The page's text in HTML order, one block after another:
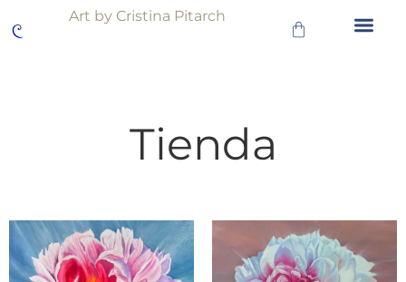
Art by Cristina Pitarch
Tienda